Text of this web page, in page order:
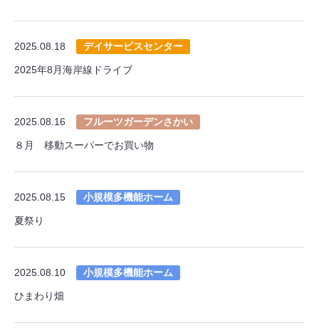
2025.08.18 デイサービスセンター
2025年8月海岸線ドライブ
2025.08.16 フルーツガーデンさかい
８月 移動スーパーでお買い物
2025.08.15 小規模多機能ホーム
夏祭り
2025.08.10 小規模多機能ホーム
ひまわり畑